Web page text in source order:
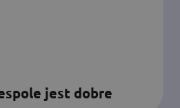
jest dobre